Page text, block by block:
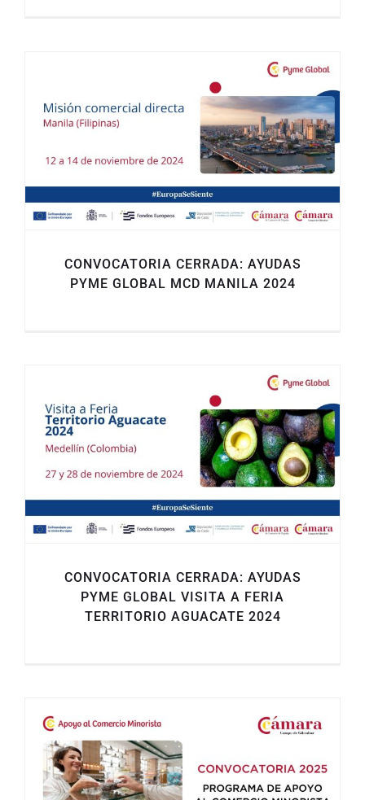
CONVOCATORIA CERRADA: AYUDAS
PYME GLOBAL MCD MANILA 2024
CONVOCATORIA CERRADA: AYUDAS
PYME GLOBAL VISITA A FERIA
TERRITORIO AGUACATE 2024